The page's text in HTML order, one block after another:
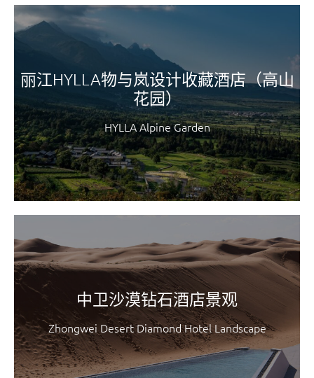
丽江HYLLA物与岚设计收藏酒店（高山
花园）
HYLLA Alpine Garden​
中卫沙漠钻石酒店景观
Zhongwei Desert Diamond Hotel Landscape